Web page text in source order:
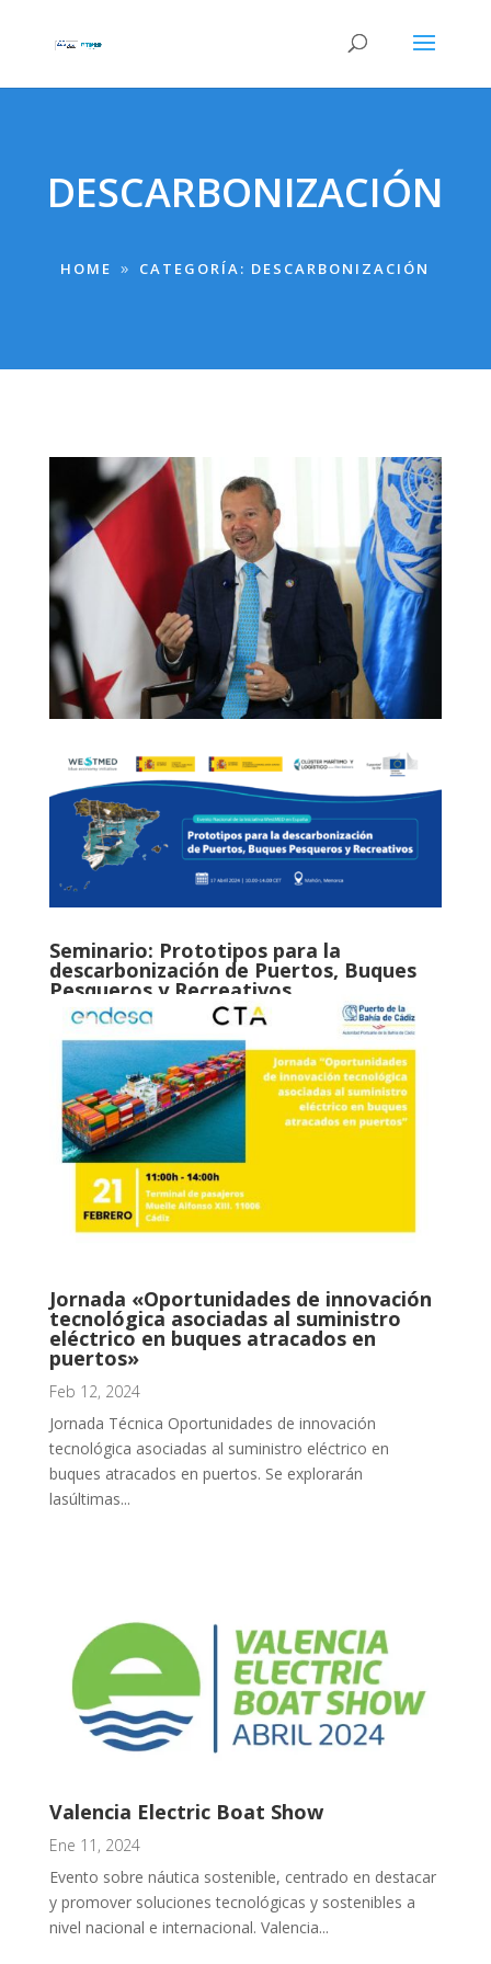
DESCARBONIZACIÓN
HOME 9 CATEGORÍA: DESCARBONIZACIÓN
OMI llama al sector marítimo a asumir
el costo de la descarbonización
Ago 29, 2025
La Organización Marítima Internacional (OMI) ha
instado al sector marítimo a asumir los costos de la
descarbonización como parte de su...
Seminario: Prototipos para la
descarbonización de Puertos, Buques
Pesqueros y Recreativos
Mar 15, 2024
Seminario sobre retos de la descarbonización en
puertos y embarcaciones recreativas y pesqueras. El
objetivo principal del seminario es debatir a...
Jornada «Oportunidades de innovación
tecnológica asociadas al suministro
eléctrico en buques atracados en
puertos»
Feb 12, 2024
Jornada Técnica Oportunidades de innovación
tecnológica asociadas al suministro eléctrico en
buques atracados en puertos. Se explorarán
lasúltimas...
Valencia Electric Boat Show
Ene 11, 2024
Evento sobre náutica sostenible, centrado en destacar
y promover soluciones tecnológicas y sostenibles a
nivel nacional e internacional. Valencia...